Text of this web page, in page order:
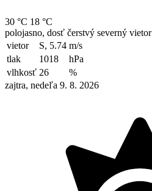
30 °C 18 °C
polojasno, dosť čerstvý severný vietor
vietor
S, 5.74 m/s
tlak
1018
hPa
vlhkosť 26
%
zajtra, nedeľa 9. 8. 2026